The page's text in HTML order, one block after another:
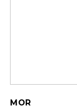
MOR